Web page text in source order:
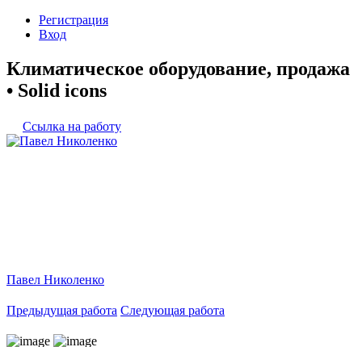
Регистрация
Вход
Климатическое оборудование, продажа
• Solid icons
Ссылка на работу
Павел Николенко
Предыдущая работа Следующая работа